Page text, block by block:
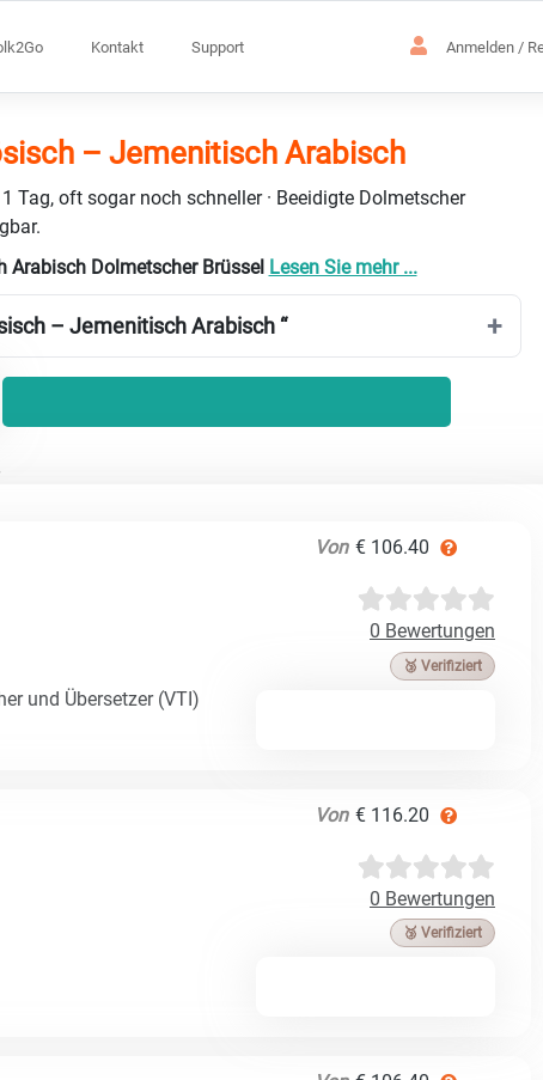
Kontakt Support Anmelden /
– Jemenitisch Arabisch
Tag, oft sogar noch schneller · Beeidigte Dolmetscher
Arabisch Dolmetscher Brüssel Lesen Sie mehr ...
– Jemenitisch Arabisch “
Von € 106.40
0 Bewertungen
🥉 Verifiziert
und Übersetzer (VTI)
Von € 116.20
0 Bewertungen
🥉 Verifiziert